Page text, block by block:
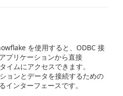
を使用すると、ODBC 接
プリケーションから直接
イムにアクセスできます。
ョンとデータを接続するための
インターフェースです。